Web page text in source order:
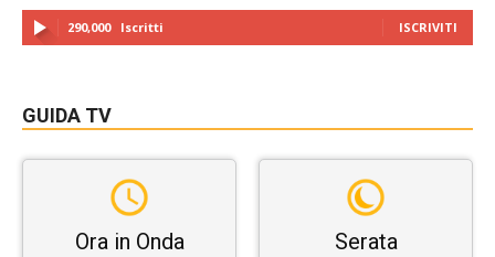
290,000 Iscritti ISCRIVITI
GUIDA TV
Ora in Onda Serata